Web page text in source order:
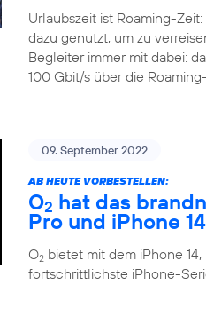
Urlaubszeit ist Roaming-
dazu genutzt, um zu
Begleiter immer mit dabei:
100 Gbit/s über die
09. September 2022
AB HEUTE VORBESTELLEN:
O2 hat das
Pro und iPhone
O2 bietet mit dem iPhone
fortschrittlichste iPhone-